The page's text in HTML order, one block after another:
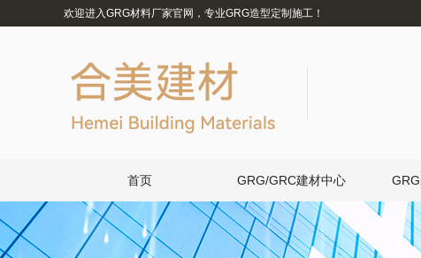
欢迎进入GRG材料厂家官网，专业GRG造型定制施工！
首页 GRG/GRC建材中心